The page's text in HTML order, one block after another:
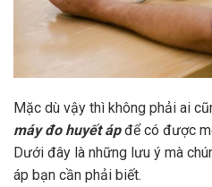
Mặc dù vậy thì không phải ai
máy đo huyết ápđể có được
Dưới đây là những lưu ý mà
áp bạn cần phải biết.